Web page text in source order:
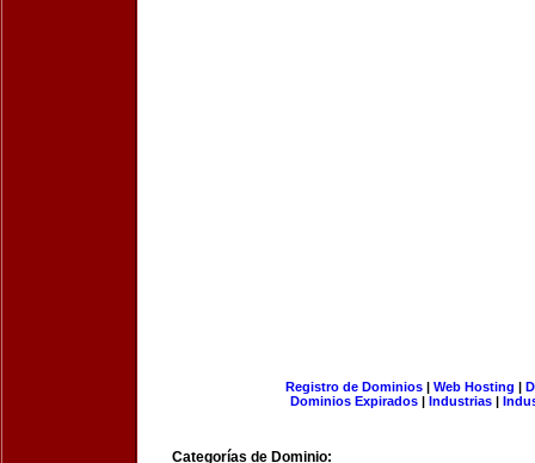
Registro de Dominios| Web Hosting |
Dominios Expirados | Industrias |
Categorías de Dominio: